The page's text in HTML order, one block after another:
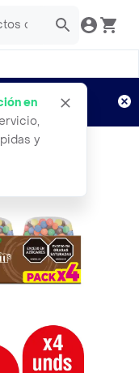
en
y
Aplican TyC